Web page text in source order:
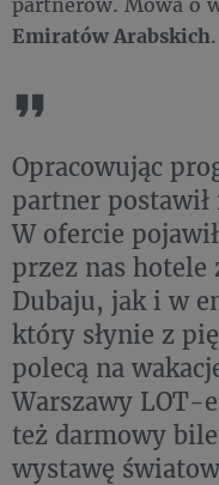
Emiratów Arabskich.
Opracowując
partner postawił
W ofercie
przez nas hotele
Dubaju, jak i w
który słynie z
polecą na
Warszawy LOT-
też darmowy
wystawę